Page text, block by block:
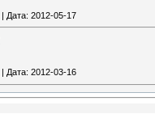
| Дата: 2012-05-17
Дата: 2012-03-16